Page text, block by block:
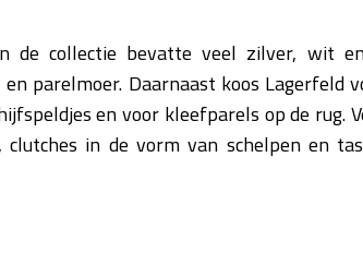
de collectie bevatte veel zilver, wit
parelmoer. Daarnaast koos Lagerfeld
en voor kleefparels op de rug.
clutches in de vorm van schelpen en